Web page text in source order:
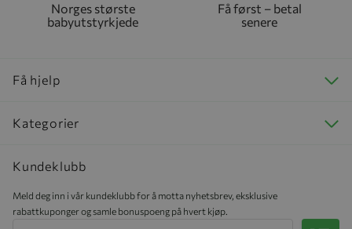
Norges største
babyutstyrkjede
Få først – betal
senere
Få hjelp
Kategorier
Kundeklubb
Meld deg inn i vår kundeklubb for å motta nyhetsbrev, eksklusive
rabattkuponger og samle bonuspoeng på hvert kjøp.